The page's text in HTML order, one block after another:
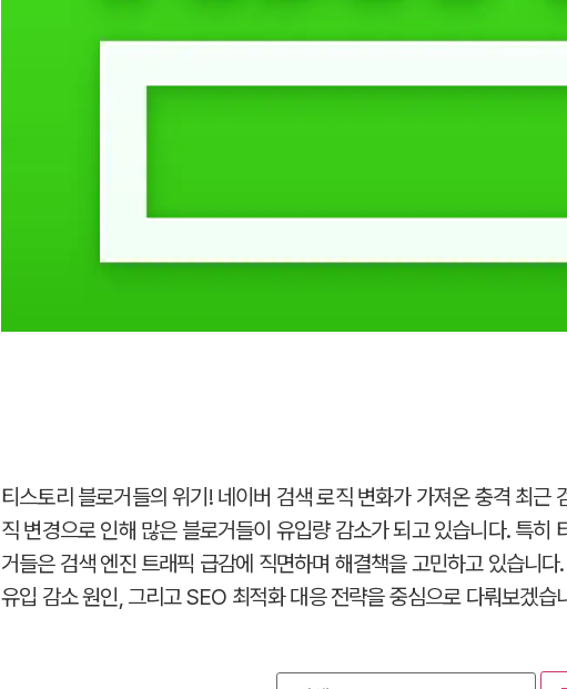
티스토리 블로거들의 위기! 네이버 검색 로직 변화가 가져온 충격 최
직 변경으로 인해 많은 블로거들이 유입량 감소가 되고 있습니다. 특히
거들은 검색 엔진 트래픽 급감에 직면하며 해결책을 고민하고 있습니
유입 감소 원인, 그리고 SEO 최적화 대응 전략을 중심으로 다뤄보겠
검